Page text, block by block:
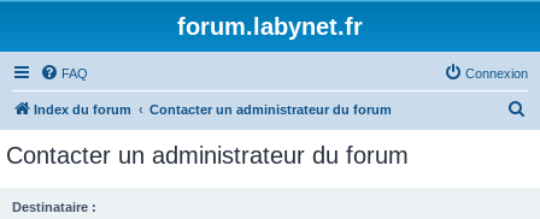
forum.labynet.fr
FAQ Connexion
Index du forum Contacter un administrateur du forum
Contacter un administrateur du forum
Destinataire :